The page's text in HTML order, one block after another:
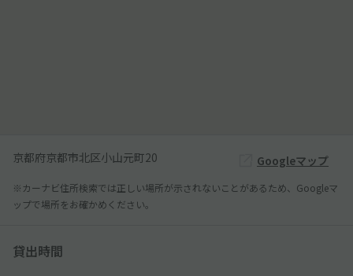
京都府京都市北区小山元町20 Googleマップ
※カーナビ住所検索では正しい場所が示されないことがあるため、Googleマ
ップで場所をお確かめください。
貸出時間